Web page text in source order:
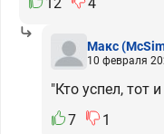
Макс
10 февраля
"Кто успел, тот
7
1